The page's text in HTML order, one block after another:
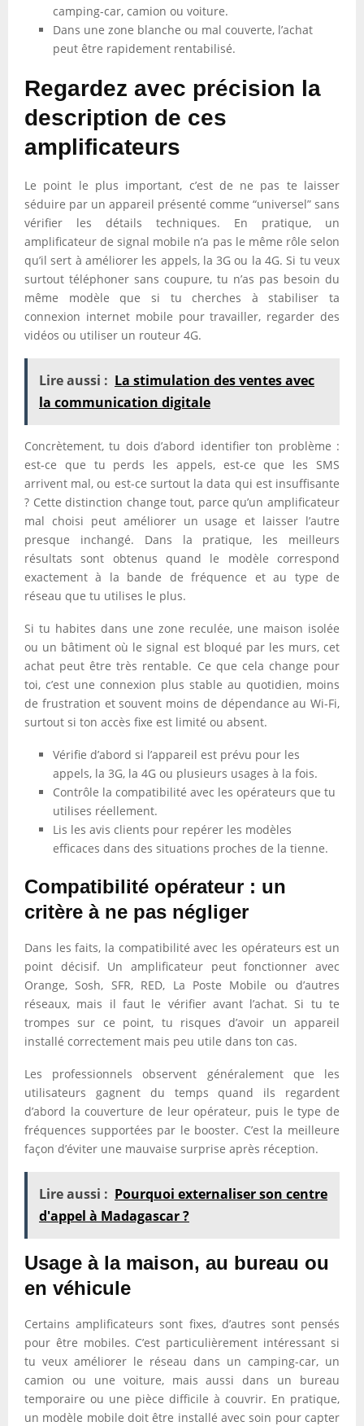
camping-car, camion ou voiture.
Dans une zone blanche ou mal couverte, l’achat
peut être rapidement rentabilisé.
Regardez avec précision la
description de ces
amplificateurs
Le point le plus important, c’est de ne pas te laisser
séduire par un appareil présenté comme “universel” sans
vérifier les détails techniques. En pratique, un
amplificateur de signal mobile n’a pas le même rôle selon
qu’il sert à améliorer les appels, la 3G ou la 4G. Si tu veux
surtout téléphoner sans coupure, tu n’as pas besoin du
même modèle que si tu cherches à stabiliser ta
connexion internet mobile pour travailler, regarder des
vidéos ou utiliser un routeur 4G.
Lire aussi : La stimulation des ventes avec
la communication digitale
Concrètement, tu dois d’abord identifier ton problème :
est-ce que tu perds les appels, est-ce que les SMS
arrivent mal, ou est-ce surtout la data qui est insuffisante
? Cette distinction change tout, parce qu’un amplificateur
mal choisi peut améliorer un usage et laisser l’autre
presque inchangé. Dans la pratique, les meilleurs
résultats sont obtenus quand le modèle correspond
exactement à la bande de fréquence et au type de
réseau que tu utilises le plus.
Si tu habites dans une zone reculée, une maison isolée
ou un bâtiment où le signal est bloqué par les murs, cet
achat peut être très rentable. Ce que cela change pour
toi, c’est une connexion plus stable au quotidien, moins
de frustration et souvent moins de dépendance au Wi-Fi,
surtout si ton accès fixe est limité ou absent.
Vérifie d’abord si l’appareil est prévu pour les
appels, la 3G, la 4G ou plusieurs usages à la fois.
Contrôle la compatibilité avec les opérateurs que tu
utilises réellement.
Lis les avis clients pour repérer les modèles
efficaces dans des situations proches de la tienne.
Compatibilité opérateur : un
critère à ne pas négliger
Dans les faits, la compatibilité avec les opérateurs est un
point décisif. Un amplificateur peut fonctionner avec
Orange, Sosh, SFR, RED, La Poste Mobile ou d’autres
réseaux, mais il faut le vérifier avant l’achat. Si tu te
trompes sur ce point, tu risques d’avoir un appareil
installé correctement mais peu utile dans ton cas.
Les professionnels observent généralement que les
utilisateurs gagnent du temps quand ils regardent
d’abord la couverture de leur opérateur, puis le type de
fréquences supportées par le booster. C’est la meilleure
façon d’éviter une mauvaise surprise après réception.
Lire aussi : Pourquoi externaliser son centre
d'appel à Madagascar ?
Usage à la maison, au bureau ou
en véhicule
Certains amplificateurs sont fixes, d’autres sont pensés
pour être mobiles. C’est particulièrement intéressant si
tu veux améliorer le réseau dans un camping-car, un
camion ou une voiture, mais aussi dans un bureau
temporaire ou une pièce difficile à couvrir. En pratique,
un modèle mobile doit être installé avec soin pour capter